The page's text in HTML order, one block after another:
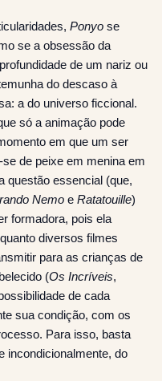
Ponyo se
se a obsessão da
de um nariz ou
do descaso à
a do universo ficcional.
só a animação pode
em que um ser
de peixe em menina em
questão essencial (que,
Nemo e Ratatouille)
formadora, pois ela
diversos filmes
para as crianças de
(Os Incríveis,
de cada
sua condição, com os
Para isso, basta
incondicionalmente, do